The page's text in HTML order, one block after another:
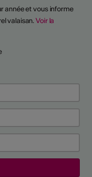
année et vous informe
valaisan.Voir la